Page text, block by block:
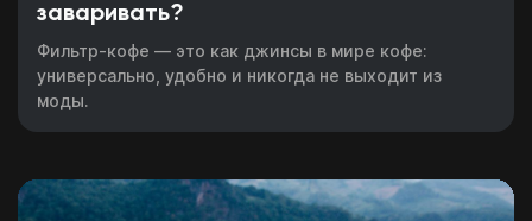
заваривать?
Фильтр-кофе — это как джинсы в мире кофе:
универсально, удобно и никогда не выходит из
моды.